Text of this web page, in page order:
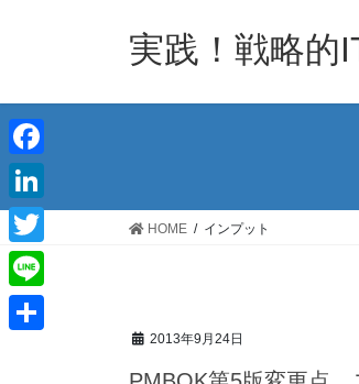
ツ
へ
ス
キ
ッ
プ
シ
ョ
ン
に
移
動
実践！戦略的
HOME インプット
2013年9月24日
F
a
c
e
b
L
i
n
k
T
w
i
L